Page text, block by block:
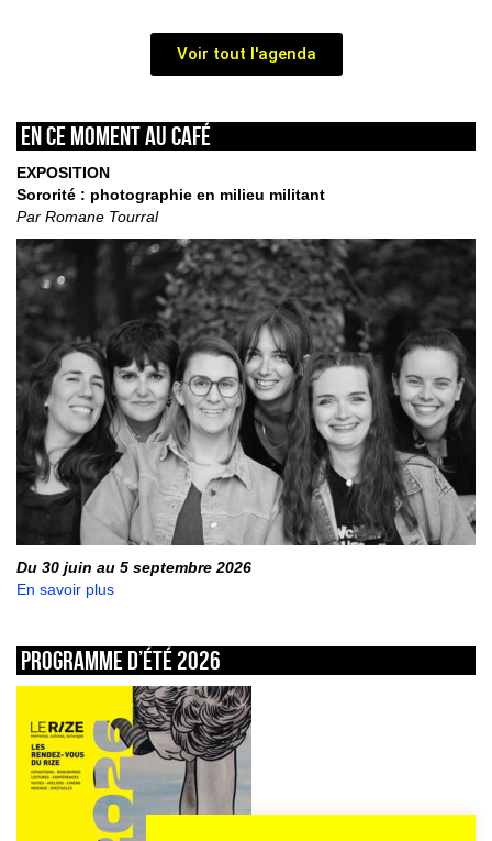
Voir tout l'agenda
En ce moment au café
EXPOSITION
Sororité : photographie en milieu militant
Par Romane Tourral
Du 30 juin au 5 septembre 2026
En savoir plus
Programme d’été 2026